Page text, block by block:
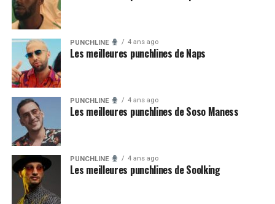
PUNCHLINE 4 ans ago
Les meilleures punchlines de Naps
PUNCHLINE 4 ans ago
Les meilleures punchlines de Soso Maness
PUNCHLINE 4 ans ago
Les meilleures punchlines de Soolking